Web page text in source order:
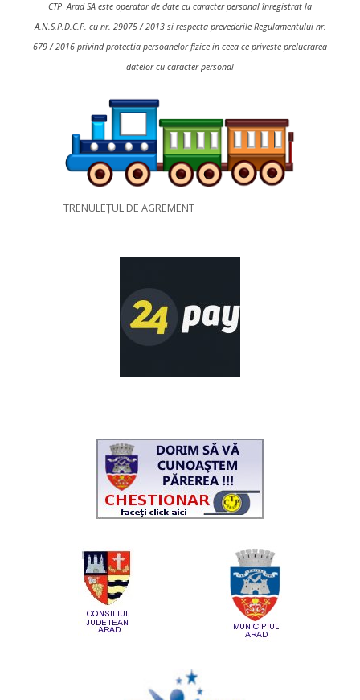
CTP Arad SA este operator de date cu caracter personal înregistrat la
A.N.S.P.D.C.P. cu nr. 29075 / 2013 si respecta prevederile Regulamentului nr.
679 / 2016 privind protectia persoanelor fizice in ceea ce priveste prelucrarea
datelor cu caracter personal
TRENULEȚUL DE AGREMENT